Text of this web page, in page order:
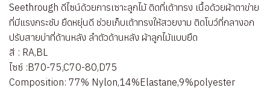
Seethrough ดีไซน์ด้วยการเซาะลูกไม้ ติดที่เต้าทรง เนื้อด้วยผ้าตาข่าย
ที่มีแรงกระชับ ยืดหยุ่นดี ช่วยเก็บเต้าทรงให้สวยงาม ติดโบว์ที่กลางอก
ปรับสายบ่าที่ด้านหลัง ลำตัวด้านหลัง ผ้าลูกไม้แบบยืด
สี : RA,BL
ไซซ์ :B70-75,C70-80,D75
Composition: 77% Nylon,14%Elastane,9%polyester